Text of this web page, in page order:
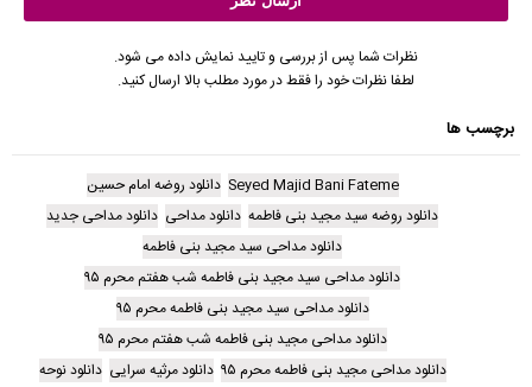
نظرات شما پس از بررسی و تایید نمایش داده می شود.
لطفا نظرات خود را فقط در مورد مطلب بالا ارسال کنید.
برچسب ها
Seyed Majid Bani Fateme دانلود روضه امام حسین
دانلود روضه سید مجید بنی فاطمه دانلود مداحی دانلود مداحی جدید
دانلود مداحی سید مجید بنی فاطمه
دانلود مداحی سید مجید بنی فاطمه شب هفتم محرم ۹۵
دانلود مداحی سید مجید بنی فاطمه محرم ۹۵
دانلود مداحی مجید بنی فاطمه شب هفتم محرم ۹۵
دانلود مداحی مجید بنی فاطمه محرم ۹۵
دانلود مرثیه سرایی دانلود نوحه